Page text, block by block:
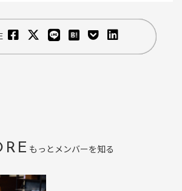
もっとメンバーを知る